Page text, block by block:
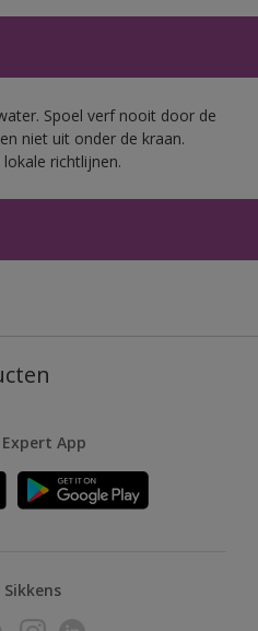
Spoel verf nooit door de
niet uit onder de kraan.
richtlijnen.
App